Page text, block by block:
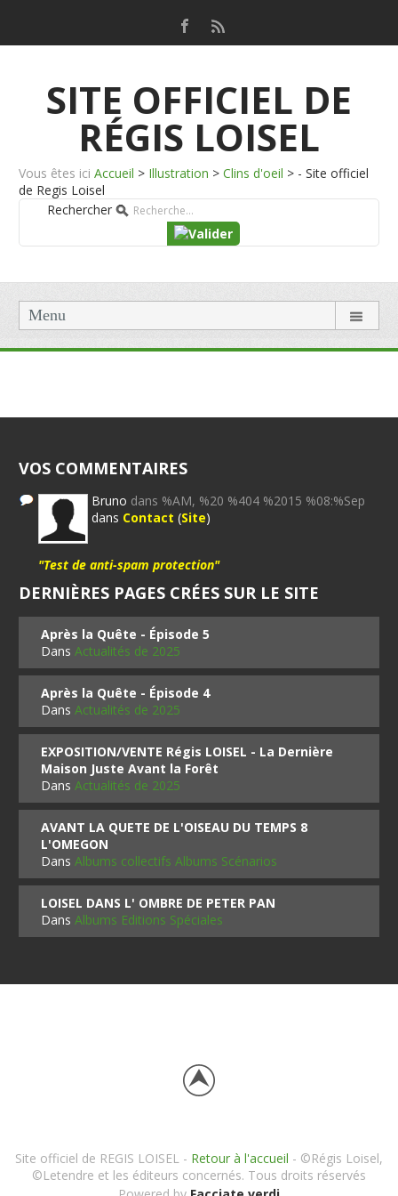
SITE OFFICIEL DE
RÉGIS LOISEL
Vous êtes ici Accueil > Illustration > Clins d'oeil > - Site officiel
de Regis Loisel
Rechercher
Menu
VOS COMMENTAIRES
Bruno dans %AM, %20 %404 %2015 %08:%Sep
dans Contact (Site)
"Test de anti-spam protection"
DERNIÈRES PAGES CRÉES SUR LE SITE
Après la Quête - Épisode 5
DansActualités de 2025
Après la Quête - Épisode 4
DansActualités de 2025
EXPOSITION/VENTE Régis LOISEL - La Dernière
Maison Juste Avant la Forêt
DansActualités de 2025
AVANT LA QUETE DE L'OISEAU DU TEMPS 8
L'OMEGON
DansAlbums collectifs Albums Scénarios
LOISEL DANS L' OMBRE DE PETER PAN
DansAlbums Editions Spéciales
Site officiel de REGIS LOISEL - Retour à l'accueil - ©Régis Loisel,
©Letendre et les éditeurs concernés. Tous droits réservés